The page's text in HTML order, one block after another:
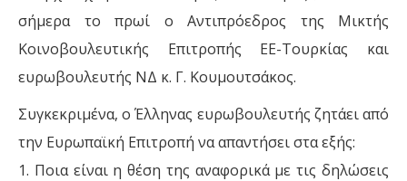
σήμερα το πρωί ο Αντιπρόεδρος της Μικτής
Κοινοβουλευτικής Επιτροπής ΕΕ-Τουρκίας και
ευρωβουλευτής ΝΔ κ. Γ. Κουμουτσάκος.
Συγκεκριμένα, ο Έλληνας ευρωβουλευτής ζητάει από
την Ευρωπαϊκή Επιτροπή να απαντήσει στα εξής:
1. Ποια είναι η θέση της αναφορικά με τις δηλώσεις